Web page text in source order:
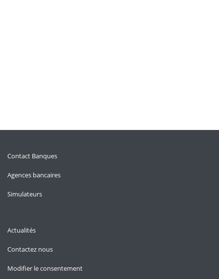
Contact Banques
Agences bancaires
Simulateurs
Actualités
Contactez nous
Modifier le consentement